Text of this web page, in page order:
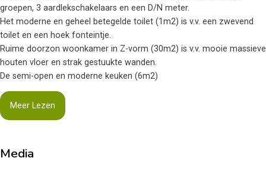
groepen, 3 aardlekschakelaars en een D/N meter.
Het moderne en geheel betegelde toilet (1m2) is v.v. een zwevend
toilet en een hoek fonteintje.
Ruime doorzon woonkamer in Z-vorm (30m2) is v.v. mooie massieve
houten vloer en strak gestuukte wanden.
De semi-open en moderne keuken (6m2)
Meer Lezen
Media